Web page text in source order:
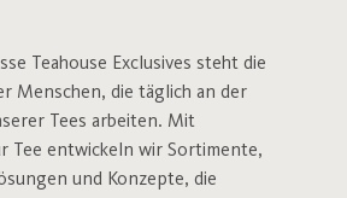
Teahouse Exclusives steht die
Menschen, die täglich an der
Tees arbeiten. Mit
Tee entwickeln wir Sortimente,
und Konzepte, die